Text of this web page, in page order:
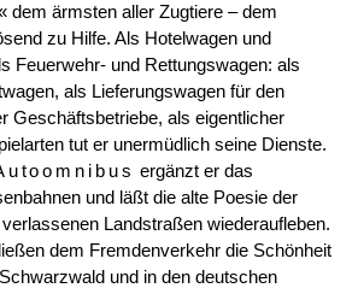
dem ärmsten aller Zugtiere – dem
zu Hilfe. Als Hotelwagen und
Feuerwehr- und Rettungswagen: als
als Lieferungswagen für den
Geschäftsbetriebe, als eigentlicher
tut er unermüdlich seine Dienste.
ergänzt er das
und läßt die alte Poesie der
Landstraßen wiederaufleben.
dem Fremdenverkehr die Schönheit
und in den deutschen